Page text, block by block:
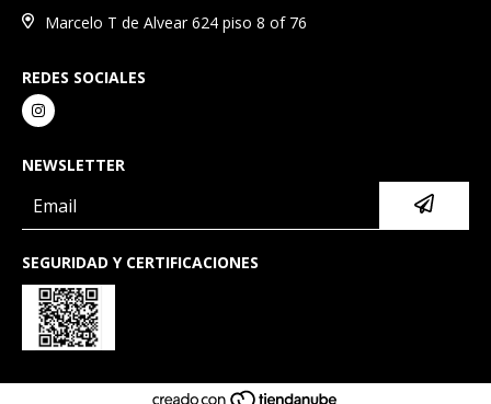
Marcelo T de Alvear 624 piso 8 of 76
REDES SOCIALES
NEWSLETTER
SEGURIDAD Y CERTIFICACIONES